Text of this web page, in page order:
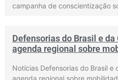
campanha de conscientização
Defensorias do Brasil e
agenda regional sobre
Notícias Defensorias do Brasil e
agenda regional sobre